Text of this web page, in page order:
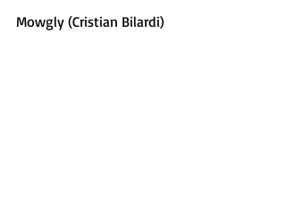
Mowgly (Cristian Bilardi)